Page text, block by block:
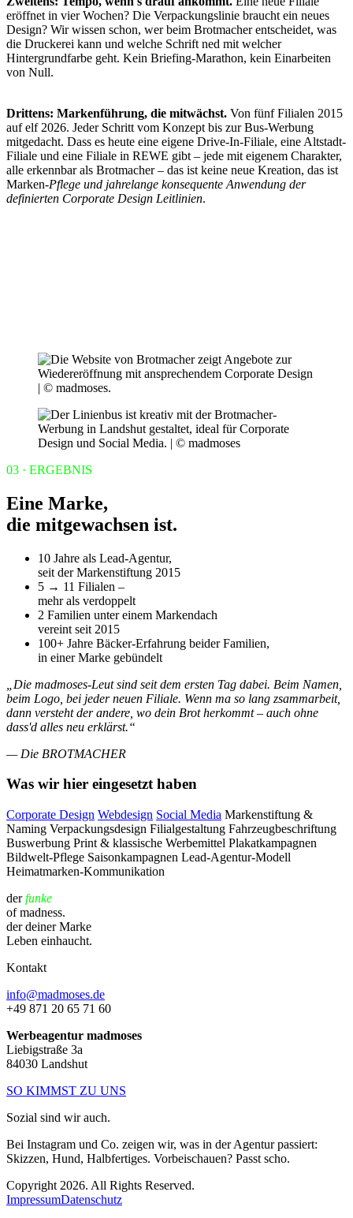
eröffnet in vier Wochen? Die Verpackungslinie braucht ein neues
Design? Wir wissen schon, wer beim Brotmacher entscheidet, was
die Druckerei kann und welche Schrift ned mit welcher
Hintergrundfarbe geht. Kein Briefing-Marathon, kein Einarbeiten
von Null.
Drittens: Markenführung, die mitwächst. Von fünf Filialen 2015
auf elf 2026. Jeder Schritt vom Konzept bis zur Bus-Werbung
mitgedacht. Dass es heute eine eigene Drive-In-Filiale, eine Altstadt-
Filiale und eine Filiale in REWE gibt – jede mit eigenem Charakter,
alle erkennbar als Brotmacher – das ist keine neue Kreation, das ist
Marken-Pflege und jahrelange konsequente Anwendung der
definierten Corporate Design Leitlinien.
03 · ERGEBNIS
Eine Marke,
die mitgewachsen ist.
10 Jahre als Lead-Agentur,
seit der Markenstiftung 2015
5 → 11 Filialen –
mehr als verdoppelt
2 Familien unter einem Markendach
vereint seit 2015
100+ Jahre Bäcker-Erfahrung beider Familien,
in einer Marke gebündelt
„Die madmoses-Leut sind seit dem ersten Tag dabei. Beim Namen,
beim Logo, bei jeder neuen Filiale. Wenn ma so lang zsammarbeit,
dann versteht der andere, wo dein Brot herkommt – auch ohne
dass'd alles neu erklärst.“
— Die BROTMACHER
Was wir hier eingesetzt haben
Corporate Design Webdesign Social Media Markenstiftung &
Naming Verpackungsdesign Filialgestaltung Fahrzeugbeschriftung
Buswerbung Print & klassische Werbemittel Plakatkampagnen
Bildwelt-Pflege Saisonkampagnen Lead-Agentur-Modell
Heimatmarken-Kommunikation
derfunke
of madness.
der deiner Marke
Leben einhaucht.
Kontakt
info@madmoses.de
+49 871 20 65 71 60
Werbeagentur madmoses
Liebigstraße 3a
84030 Landshut
SO KIMMST ZU UNS
Sozial sind wir auch.
Bei Instagram und Co. zeigen wir, was in der Agentur passiert:
Skizzen, Hund, Halbfertiges. Vorbeischauen? Passt scho.
Copyright 2026. All Rights Reserved.
ImpressumDatenschutz